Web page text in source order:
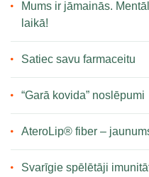
Mums ir jāmainās.
laikā!
Satiec savu farmaceitu
“Garā kovida” noslēpumi
AteroLip® fiber –
Svarīgie spēlētāji